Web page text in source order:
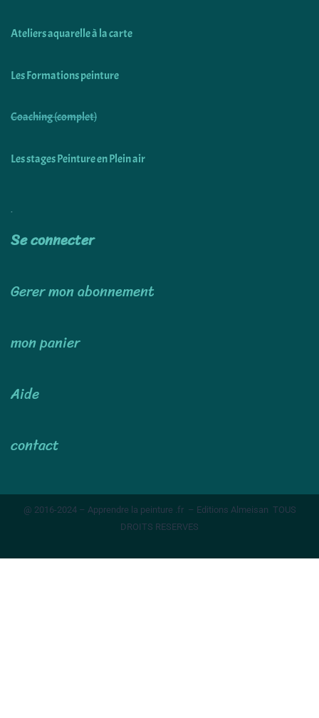
Ateliers aquarelle à la carte
Les Formations peinture
Coaching (complet)
Les stages Peinture en Plein air
Se connecter
Gerer mon abonnement
mon panier
Aide
contact
@ 2016-2024 – Apprendre la peinture .fr – Editions Almeisan TOUS
DROITS RESERVES